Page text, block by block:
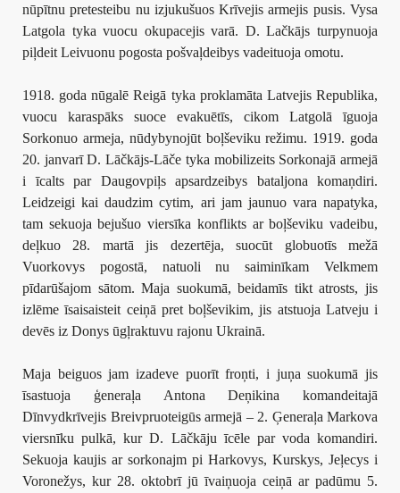
nūpītnu pretesteibu nu izjukušuos Krīvejis armejis pusis. Vysa
Latgola tyka vuocu okupacejis varā. D. Lačkājs turpynuoja
piļdeit Leivuonu pogosta pošvaļdeibys vadeituoja omotu.
1918. goda nūgalē Reigā tyka proklamāta Latvejis Republika,
vuocu karaspāks suoce evakuētīs, cikom Latgolā īguoja
Sorkonuo armeja, nūdybynojūt boļševiku režimu. 1919. goda
20. janvarī D. Lāčkājs-Lāče tyka mobilizeits Sorkonajā armejā
i īcalts par Daugovpiļs apsardzeibys bataljona komaņdiri.
Leidzeigi kai daudzim cytim, ari jam jaunuo vara napatyka,
tam sekuoja bejušuo viersīka konflikts ar boļševiku vadeibu,
deļkuo 28. martā jis dezertēja, suocūt globuotīs mežā
Vuorkovys pogostā, natuoli nu saiminīkam Velkmem
pīdarūšajom sātom. Maja suokumā, beidamīs tikt atrosts, jis
izlēme īsaisaisteit ceiņā pret boļševikim, jis atstuoja Latveju i
devēs iz Donys ūgļraktuvu rajonu Ukrainā.
Maja beiguos jam izadeve puorīt froņti, i juņa suokumā jis
īsastuoja ģeneraļa Antona Deņikina komandeitajā
Dīnvydkrīvejis Breivpruoteigūs armejā – 2. Ģeneraļa Markova
viersnīku pulkā, kur D. Lāčkāju īcēle par voda komandiri.
Sekuoja kaujis ar sorkonajm pi Harkovys, Kurskys, Jeļecys i
Voronežys, kur 28. oktobrī jū īvaiņuoja ceiņā ar padūmu 5.